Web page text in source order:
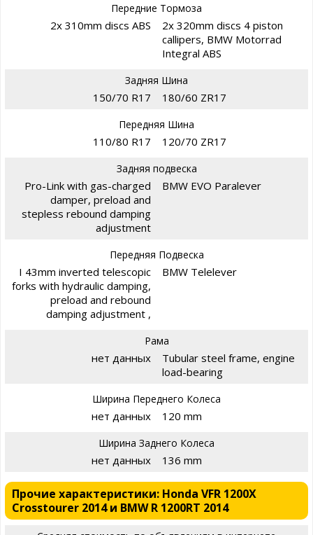
Передние Тормоза
2x 310mm discs ABS
2x 320mm discs 4 piston
callipers, BMW Motorrad
Integral ABS
Задняя Шина
150/70 R17 180/60 ZR17
Передняя Шина
110/80 R17 120/70 ZR17
Задняя подвеска
Pro-Link with gas-charged
damper, preload and
stepless rebound damping
adjustment
BMW EVO Paralever
Передняя Подвеска
I 43mm inverted telescopic
forks with hydraulic damping,
preload and rebound
damping adjustment ,
BMW Telelever
Рама
нет данных
Tubular steel frame, engine
load-bearing
Ширина Переднего Колеса
нет данных 120 mm
Ширина Заднего Колеса
нет данных 136 mm
Прочие характеристики: Honda VFR 1200X
Crosstourer 2014 и BMW R 1200RT 2014